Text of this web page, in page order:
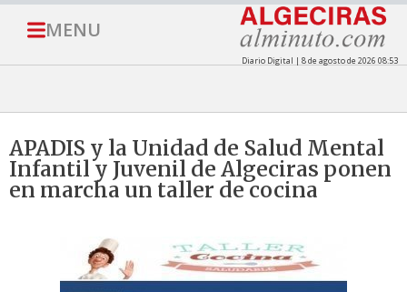
MENU
Diario Digital | 8 de agosto de 2026 08:53
APADIS y la Unidad de Salud Mental
Infantil y Juvenil de Algeciras ponen
en marcha un taller de cocina